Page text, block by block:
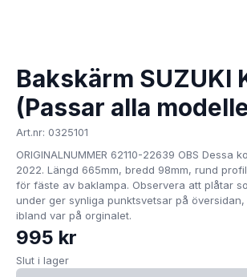
Bakskärm SUZUKI
(Passar alla
Art.nr: 0325101
ORIGINALNUMMER 62110-22639 OBS Dessa
2022. Längd 665mm, bredd 98mm, rund
för fäste av baklampa. Observera att plåtar
under ger synliga punktsvetsar på
ibland var på orginalet.
995 kr
Slut i lager